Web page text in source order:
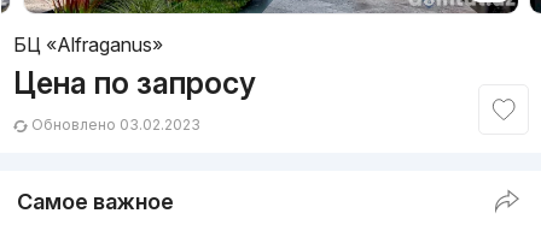
БЦ «Alfraganus»
Цена по запросу
Обновлено 03.02.2023
Самое важное